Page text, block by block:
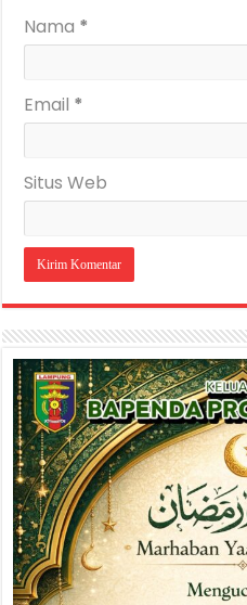
Nama *
Email *
Situs Web